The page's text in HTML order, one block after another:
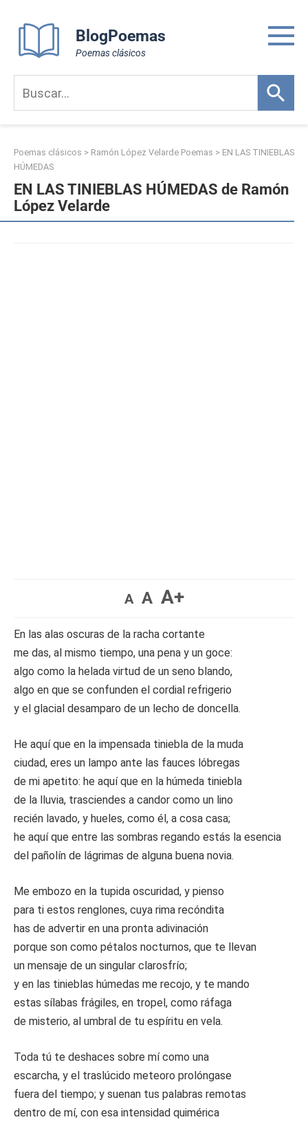
content
BlogPoemas
Poemas clásicos
Poemas clásicos > Ramón López Velarde Poemas > EN LAS TINIEBLAS
HÚMEDAS
EN LAS TINIEBLAS HÚMEDAS de Ramón
López Velarde
A A A+
En las alas oscuras de la racha cortante
me das, al mismo tiempo, una pena y un goce:
algo como la helada virtud de un seno blando,
algo en que se confunden el cordial refrigerio
y el glacial desamparo de un lecho de doncella.
He aquí que en la impensada tiniebla de la muda
ciudad, eres un lampo ante las fauces lóbregas
de mi apetito: he aquí que en la húmeda tiniebla
de la lluvia, trasciendes a candor como un lino
recién lavado, y hueles, como él, a cosa casa;
he aquí que entre las sombras regando estás la esencia
del pañolín de lágrimas de alguna buena novia.
Me embozo en la tupida oscuridad, y pienso
para ti estos renglones, cuya rima recóndita
has de advertir en una pronta adivinación
porque son como pétalos nocturnos, que te llevan
un mensaje de un singular clarosfrío;
y en las tinieblas húmedas me recojo, y te mando
estas sílabas frágiles, en tropel, como ráfaga
de misterio, al umbral de tu espíritu en vela.
Toda tú te deshaces sobre mí como una
escarcha, y el traslúcido meteoro prolóngase
fuera del tiempo; y suenan tus palabras remotas
dentro de mí, con esa intensidad quimérica